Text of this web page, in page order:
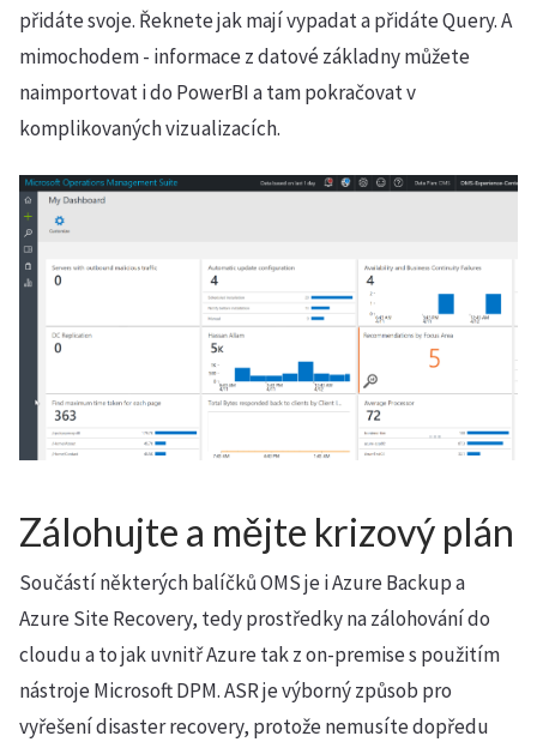
přidáte svoje. Řeknete jak mají vypadat a přidáte Query. A
mimochodem - informace z datové základny můžete
naimportovat i do PowerBI a tam pokračovat v
komplikovaných vizualizacích.
Zálohujte a mějte krizový plán
Součástí některých balíčků OMS je i Azure Backup a
Azure Site Recovery, tedy prostředky na zálohování do
cloudu a to jak uvnitř Azure tak z on-premise s použitím
nástroje Microsoft DPM. ASR je výborný způsob pro
vyřešení disaster recovery, protože nemusíte dopředu